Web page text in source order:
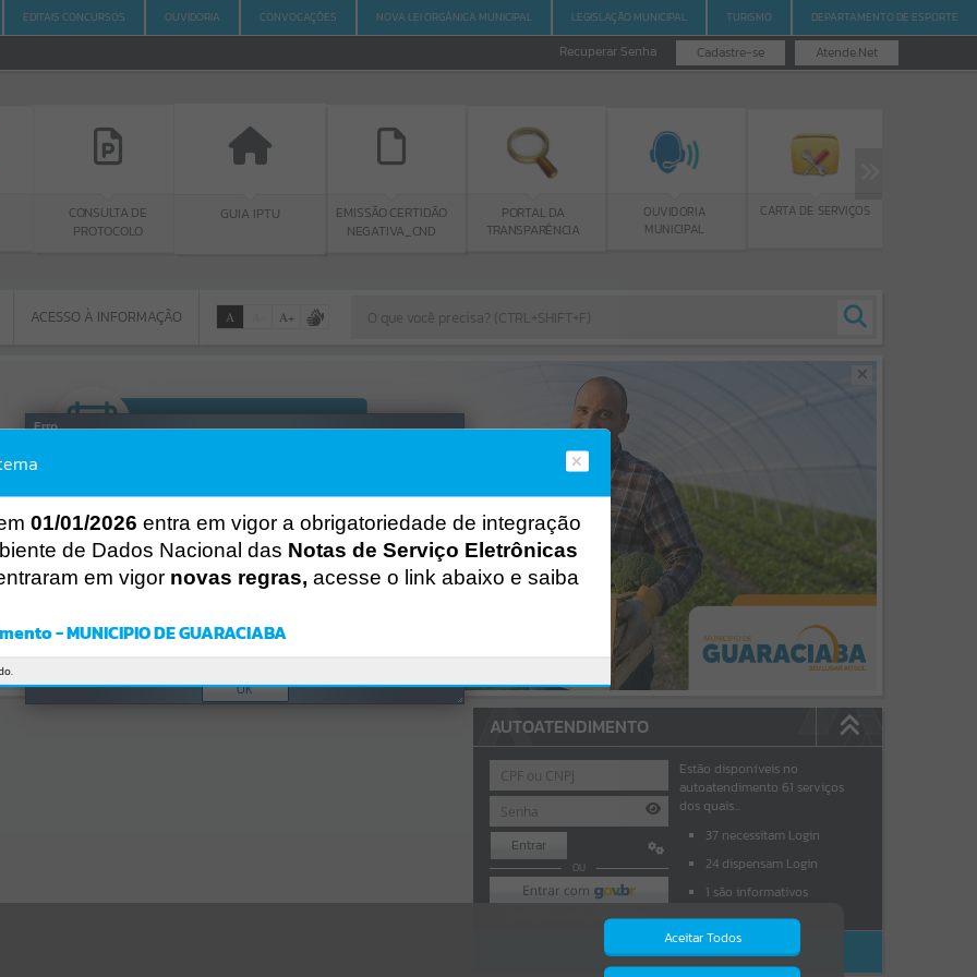
EDITAIS CONCURSOS OUVIDORIA CONVOCAÇÕES NOVA LEI ORGÂNICA MUNICIPAL LEGISLAÇÃO MUNICIPAL TURISMO DEPARTAMENTO DE ESPORTE
Atende.Net
Cadastre-se
Recuperar Senha
CONSULTA DE
PROTOCOLO
GUIA IPTU
EMISSÃO CERTIDÃO
NEGATIVA_CND
PORTAL DA
TRANSPARÊNCIA
OUVIDORIA
MUNICIPAL
CARTA DE SERVIÇOS
PROGRAMA BOLSA
Por favor, aguarde...
ACESSO À INFORMAÇÃO A A+
AUTOATENDIMENTO
Entrar
OU
Recuperar Senha
Estão disponíveis no
autoatendimento 61 serviços
dos quais...
37 necessitam Login
24 dispensam Login
1 são informativos
ACESSAR SEM LOGIN
Aceitar Todos
01/01/2026 entra em vigor a obrigatoriedade de integração
de Dados Nacional das Notas de Serviço Eletrônicas
em vigor novas regras, acesse o link abaixo e saiba
- MUNICIPIO DE GUARACIABA
Erro
CÓDIGO DA MENSAGEM:EST-000040
Ocorreu um erro de script:
Uncaught SyntaxError: Unexpected token '('
https://guaraciaba.atende.net/https:/guaraciaba.atende.net/cidadao/p
agina/licitacao-pregao-21-2014-processo-licitatorio-34-2014-
fms/autoatendimento/servicos/autoatendimento/servicos/static/bun
972edc7a641fea.js?v=83d4f602:47
Verificar Mais Detalhes
OK